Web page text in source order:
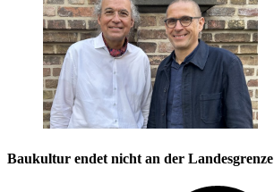
Baukultur endet nicht an der Landesgrenze